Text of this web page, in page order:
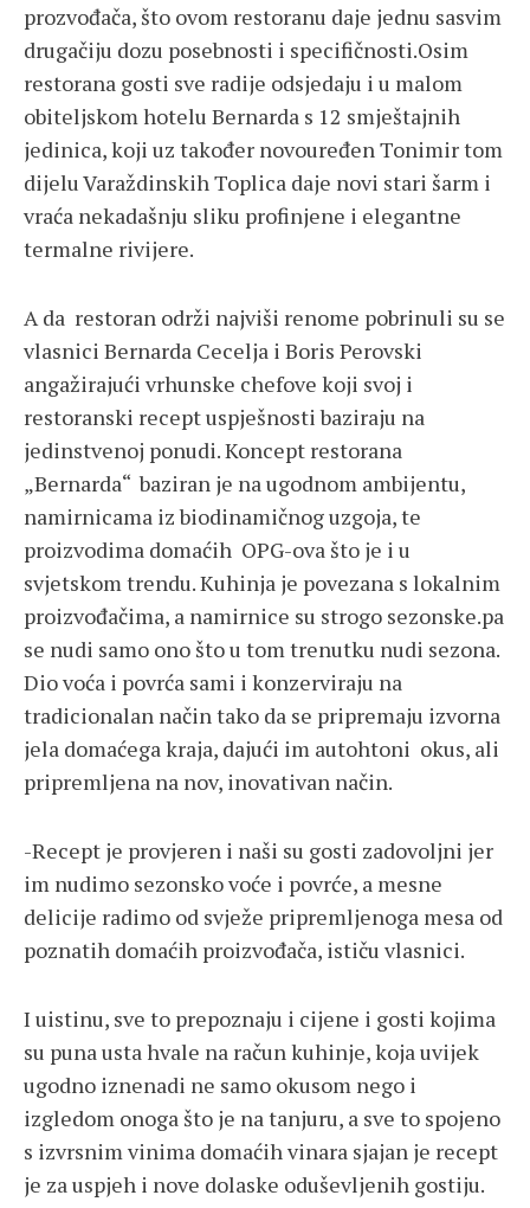
prozvođača, što ovom restoranu daje jednu sasvim
drugačiju dozu posebnosti i specifičnosti.Osim
restorana gosti sve radije odsjedaju i u malom
obiteljskom hotelu Bernarda s 12 smještajnih
jedinica, koji uz također novouređen Tonimir tom
dijelu Varaždinskih Toplica daje novi stari šarm i
vraća nekadašnju sliku profinjene i elegantne
termalne rivijere.
A da restoran održi najviši renome pobrinuli su se
vlasnici Bernarda Cecelja i Boris Perovski
angažirajući vrhunske chefove koji svoj i
restoranski recept uspješnosti baziraju na
jedinstvenoj ponudi. Koncept restorana
„Bernarda“ baziran je na ugodnom ambijentu,
namirnicama iz biodinamičnog uzgoja, te
proizvodima domaćih OPG-ova što je i u
svjetskom trendu. Kuhinja je povezana s lokalnim
proizvođačima, a namirnice su strogo sezonske.pa
se nudi samo ono što u tom trenutku nudi sezona.
Dio voća i povrća sami i konzerviraju na
tradicionalan način tako da se pripremaju izvorna
jela domaćega kraja, dajući im autohtoni okus, ali
pripremljena na nov, inovativan način.
-Recept je provjeren i naši su gosti zadovoljni jer
im nudimo sezonsko voće i povrće, a mesne
delicije radimo od svježe pripremljenoga mesa od
poznatih domaćih proizvođača, ističu vlasnici.
I uistinu, sve to prepoznaju i cijene i gosti kojima
su puna usta hvale na račun kuhinje, koja uvijek
ugodno iznenadi ne samo okusom nego i
izgledom onoga što je na tanjuru, a sve to spojeno
s izvrsnim vinima domaćih vinara sjajan je recept
je za uspjeh i nove dolaske oduševljenih gostiju.